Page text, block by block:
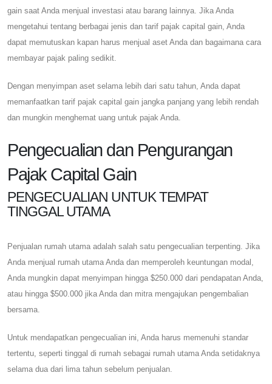
gain saat Anda menjual investasi atau barang lainnya. Jika Anda
mengetahui tentang berbagai jenis dan tarif pajak capital gain, Anda
dapat memutuskan kapan harus menjual aset Anda dan bagaimana cara
membayar pajak paling sedikit.
Dengan menyimpan aset selama lebih dari satu tahun, Anda dapat
memanfaatkan tarif pajak capital gain jangka panjang yang lebih rendah
dan mungkin menghemat uang untuk pajak Anda.
Pengecualian dan Pengurangan
Pajak Capital Gain
PENGECUALIAN UNTUK TEMPAT
TINGGAL UTAMA
Penjualan rumah utama adalah salah satu pengecualian terpenting. Jika
Anda menjual rumah utama Anda dan memperoleh keuntungan modal,
Anda mungkin dapat menyimpan hingga $250.000 dari pendapatan Anda,
atau hingga $500.000 jika Anda dan mitra mengajukan pengembalian
bersama.
Untuk mendapatkan pengecualian ini, Anda harus memenuhi standar
tertentu, seperti tinggal di rumah sebagai rumah utama Anda setidaknya
selama dua dari lima tahun sebelum penjualan.